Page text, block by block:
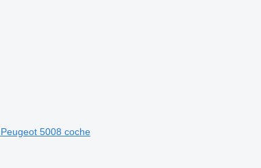
Peugeot 5008 coche